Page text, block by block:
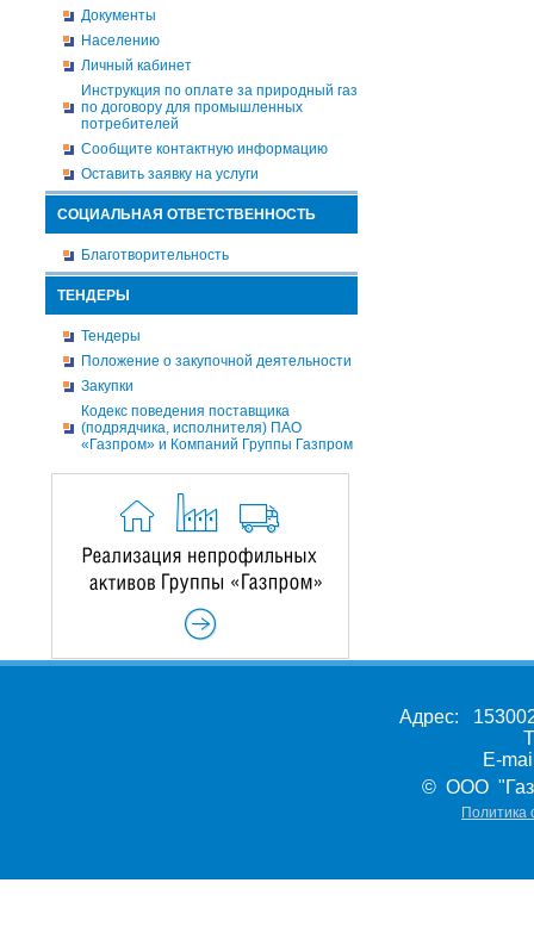
Документы
Населению
Личный кабинет
Инструкция по оплате за природный газ
по договору для промышленных
потребителей
Сообщите контактную информацию
Оставить заявку на услуги
СОЦИАЛЬНАЯ ОТВЕТСТВЕННОСТЬ
Благотворительность
ТЕНДЕРЫ
Тендеры
Положение о закупочной деятельности
Закупки
Кодекс поведения поставщика
(подрядчика, исполнителя) ПАО
«Газпром» и Компаний Группы Газпром
Адрес:
E-
© ООО
Политика